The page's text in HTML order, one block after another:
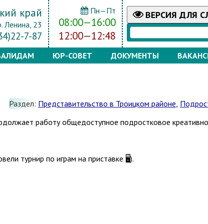
край
Ленина, 23
7-87
Пн—Пт
08:00—16:00
12:00—12:48
ВЕРСИЯ ДЛЯ
ЮР-СОВЕТ ДОКУМЕНТЫ
Раздел: Представительство в Троицком районе,
работу общедоступное подростковое
турнир по играм на приставке 🖥️).